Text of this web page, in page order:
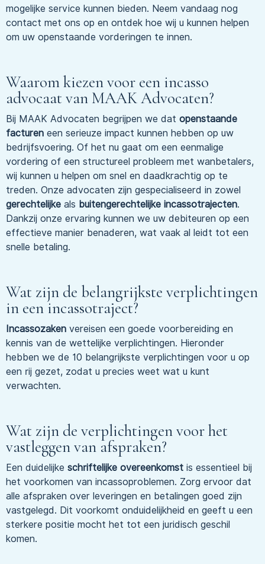
mogelijke service kunnen bieden. Neem vandaag nog
contact met ons op en ontdek hoe wij u kunnen helpen
om uw openstaande vorderingen te innen.
Waarom kiezen voor een incasso
advocaat van MAAK Advocaten?
Bij MAAK Advocaten begrijpen we dat openstaande
facturen een serieuze impact kunnen hebben op uw
bedrijfsvoering. Of het nu gaat om een eenmalige
vordering of een structureel probleem met wanbetalers,
wij kunnen u helpen om snel en daadkrachtig op te
treden. Onze advocaten zijn gespecialiseerd in zowel
gerechtelijke als buitengerechtelijke incassotrajecten.
Dankzij onze ervaring kunnen we uw debiteuren op een
effectieve manier benaderen, wat vaak al leidt tot een
snelle betaling.
Wat zijn de belangrijkste verplichtingen
in een incassotraject?
Incassozaken vereisen een goede voorbereiding en
kennis van de wettelijke verplichtingen. Hieronder
hebben we de 10 belangrijkste verplichtingen voor u op
een rij gezet, zodat u precies weet wat u kunt
verwachten.
Wat zijn de verplichtingen voor het
vastleggen van afspraken?
Een duidelijke schriftelijke overeenkomst is essentieel bij
het voorkomen van incassoproblemen. Zorg ervoor dat
alle afspraken over leveringen en betalingen goed zijn
vastgelegd. Dit voorkomt onduidelijkheid en geeft u een
sterkere positie mocht het tot een juridisch geschil
komen.